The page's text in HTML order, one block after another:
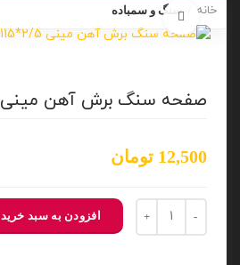
خانه سنگ و سمباده
برای بزرگنمایی کلیک کنید
صفحه سنگ برش آهن مینی 2/5*115
12,500 تومان
صفحه سنگ برش آهن مینی 2/5*115 عدد
افزودن به سبد خرید